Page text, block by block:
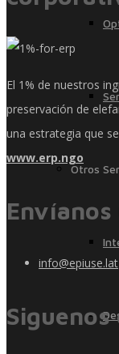
Otros
El 1% de nuestros
preservación de
una estrategia que
www.erp.ngo
info@epiuse.lat
Siguenos